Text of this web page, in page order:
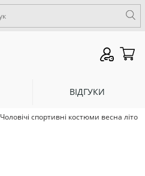
ВІДГУКИ
Чоловічі спортивні костюми весна літо